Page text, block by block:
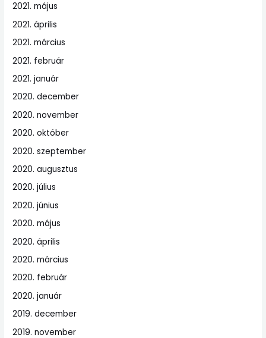
2021. május
2021. április
2021. március
2021. február
2021. január
2020. december
2020. november
2020. október
2020. szeptember
2020. augusztus
2020. július
2020. június
2020. május
2020. április
2020. március
2020. február
2020. január
2019. december
2019. november